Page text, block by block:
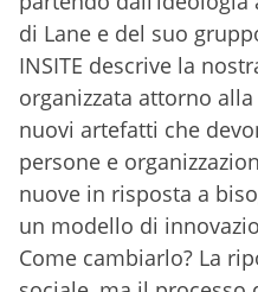
di Lane e del suo
INSITE descrive la
organizzata attorno
nuovi artefatti che
persone e
nuove in risposta a
un modello di
Come cambiarlo? La